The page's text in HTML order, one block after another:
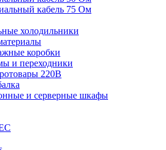
кабель 75 Ом
холодильники
коробки
и переходники
220В
и серверные шкафы